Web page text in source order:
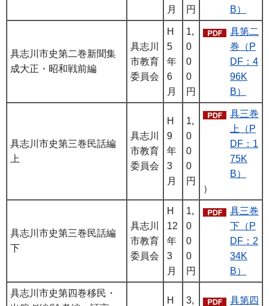
月
円
B）
具志川市史第二巻新聞集
成大正・昭和戦前編
具志川
市教育
委員会
H
5
年
6
月
1,
0
0
0
円
具第二
巻（P
DF：4
96K
B）
具志川市史第三巻民話編
上
具志川
市教育
委員会
H
9
年
3
月
1,
0
0
0
円
具三巻
上（P
DF：1
75K
B）
）
具志川市史第三巻民話編
下
具志川
市教育
委員会
H
12
年
3
月
1,
0
0
0
円
具三巻
下（P
DF：2
34K
B）
具志川市史第四巻移民・
H
3,
具第四